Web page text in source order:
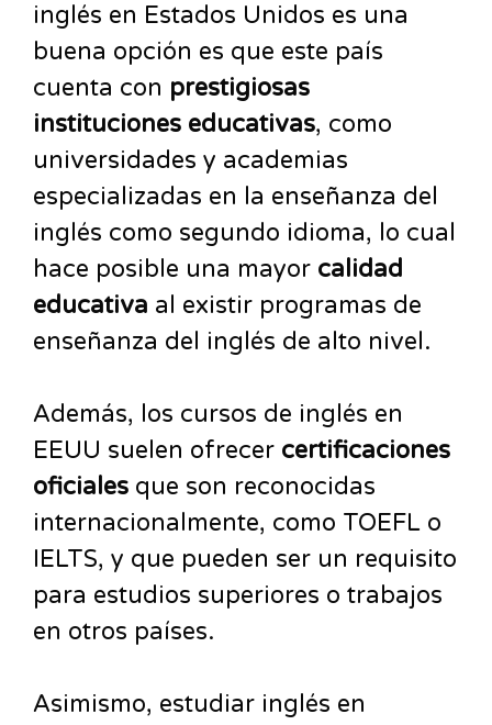
inglés en Estados Unidos es una
buena opción es que este país
cuenta con prestigiosas
instituciones educativas, como
universidades y academias
especializadas en la enseñanza del
inglés como segundo idioma, lo cual
hace posible una mayor calidad
educativa al existir programas de
enseñanza del inglés de alto nivel.
Además, los cursos de inglés en
EEUU suelen ofrecer certificaciones
oficiales que son reconocidas
internacionalmente, como TOEFL o
IELTS, y que pueden ser un requisito
para estudios superiores o trabajos
en otros países.
Asimismo, estudiar inglés en